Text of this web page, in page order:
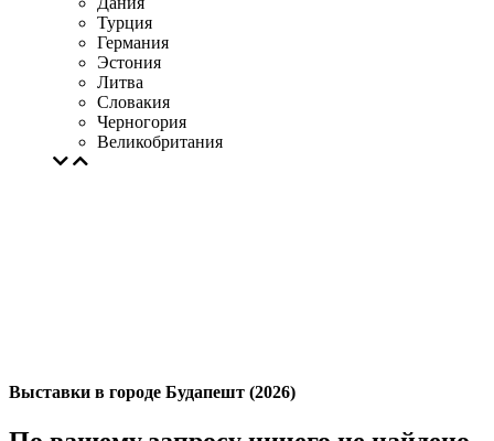
Турция
Германия
Эстония
Литва
Словакия
Черногория
Великобритания
Выставки в городе Будапешт (2026)